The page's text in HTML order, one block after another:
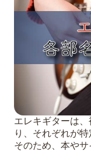
エレキギターは
り、それぞれが特
そのため、本や